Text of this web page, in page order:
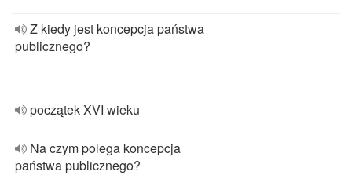
Z kiedy jest koncepcja państwa
publicznego?
początek XVI wieku
Na czym polega koncepcja
państwa publicznego?